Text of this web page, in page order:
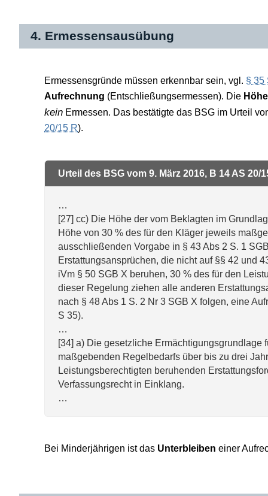
4. Ermessensausübung
Ermessensgründe müssen erkennbar sein, vgl. § 35
Aufrechnung (Entschließungsermessen). Die Höhe
kein Ermessen. Das bestätigte das BSG im Urteil
20/15 R).
Urteil des BSG vom 9. März 2016, B 14 AS 20/
…
[27] cc) Die Höhe der vom Beklagten im
Höhe von 30 % des für den Kläger jeweils
ausschließenden Vorgabe in § 43 Abs 2 S. 1
Erstattungsansprüchen, die nicht auf §§ 42 und
iVm § 50 SGB X beruhen, 30 % des für den
dieser Regelung ziehen alle anderen
nach § 48 Abs 1 S. 2 Nr 3 SGB X folgen, eine
S 35).
…
[34] a) Die gesetzliche
maßgebenden Regelbedarfs über bis zu drei
Leistungsberechtigten beruhenden
Verfassungsrecht in Einklang.
…
Bei Minderjährigen ist das Unterbleiben einer